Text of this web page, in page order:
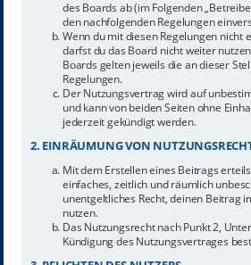
des Boards ab (im Folgenden
den nachfolgenden Regelungen
Wenn du mit diesen Regelungen nicht
darfst du das Board nicht weiter
Boards gelten jeweils die an dieser
Regelungen.
Der Nutzungsvertrag wird auf
und kann von beiden Seiten ohne
jederzeit gekündigt werden.
2. EINRÄUMUNG VON
Mit dem Erstellen eines Beitrags
einfaches, zeitlich und räumlich
unentgeltliches Recht, deinen Beitrag
nutzen.
Das Nutzungsrecht nach Punkt 2,
Kündigung des Nutzungsvertrages